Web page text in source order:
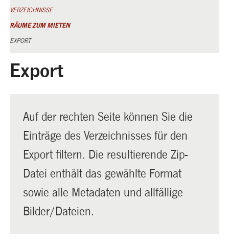
VERZEICHNISSE
RÄUME ZUM MIETEN
EXPORT
Export
Auf der rechten Seite können Sie die
Einträge des Verzeichnisses für den
Export filtern. Die resultierende Zip-
Datei enthält das gewählte Format
sowie alle Metadaten und allfällige
Bilder/Dateien.